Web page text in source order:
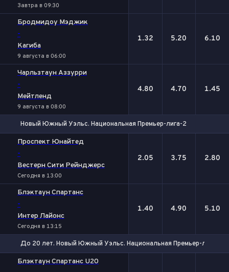
Завтра в 09:30
Бродмидоу Мэджик
-
Кагиба
9 августа в 06:00
1.32 5.20 6.10
Чарльзтаун Аззурри
-
Мейтленд
9 августа в 08:00
4.80 4.70 1.45
Новый Южный Уэльс. Национальная Премьер-лига-2
Проспект Юнайтед
-
Вестерн Сити Рейнджерс
Сегодня в 13:00
2.05 3.75 2.80
Блэктаун Спартанс
-
Интер Лайонс
Сегодня в 13:15
1.40 4.90 5.10
До 20 лет. Новый Южный Уэльс. Национальная Премьер-лига-2
Блэктаун Спартанс U20